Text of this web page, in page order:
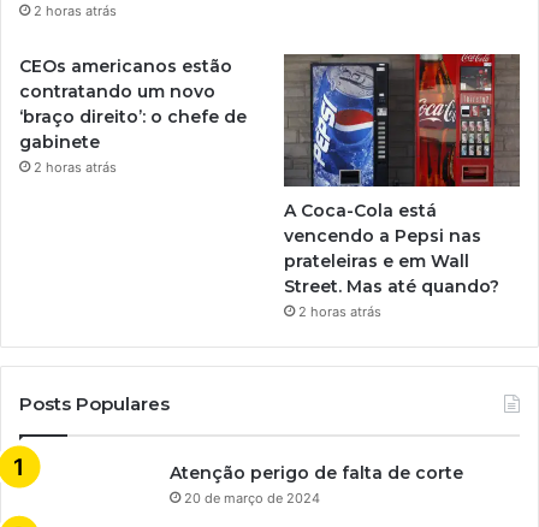
2 horas atrás
CEOs americanos estão
contratando um novo
‘braço direito’: o chefe de
gabinete
2 horas atrás
A Coca-Cola está
vencendo a Pepsi nas
prateleiras e em Wall
Street. Mas até quando?
2 horas atrás
Posts Populares
Atenção perigo de falta de corte
20 de março de 2024